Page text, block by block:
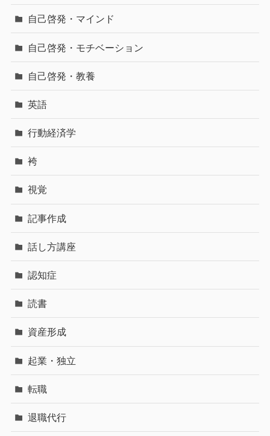
自己啓発・マインド
自己啓発・モチベーション
自己啓発・教養
英語
行動経済学
袴
視覚
記事作成
話し方講座
認知症
読書
資産形成
起業・独立
転職
退職代行